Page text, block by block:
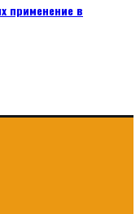
применение в